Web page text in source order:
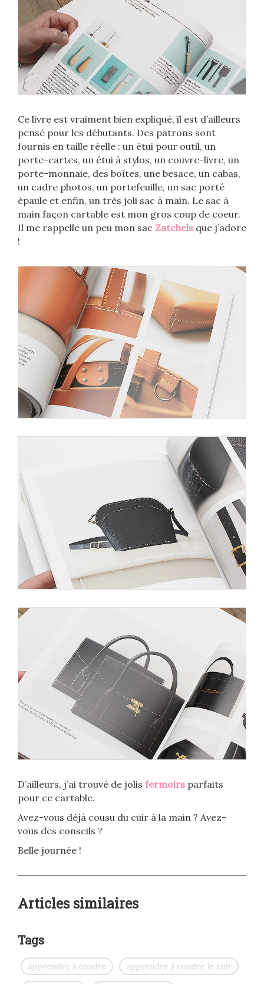
Ce livre est vraiment bien expliqué, il est d’ailleurs
pensé pour les débutants. Des patrons sont
fournis en taille réelle : un étui pour outil, un
porte-cartes, un étui à stylos, un couvre-livre, un
porte-monnaie, des boîtes, une besace, un cabas,
un cadre photos, un portefeuille, un sac porté
épaule et enfin, un très joli sac à main. Le sac à
main façon cartable est mon gros coup de coeur.
Il me rappelle un peu mon sac Zatchels que j’adore
!
D’ailleurs, j’ai trouvé de jolis fermoirs parfaits
pour ce cartable.
Avez-vous déjà cousu du cuir à la main ? Avez-
vous des conseils ?
Belle journée !
Articles similaires
Tags
apprendre à coudre apprendre à coudre le cuir